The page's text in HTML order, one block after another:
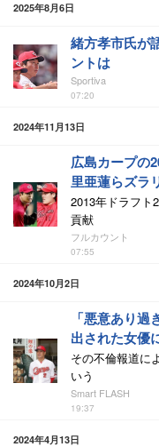
2025年8月6日
緒方孝市氏が
ントは
Sportiva
07:20
2024年11月13日
広島カープの
里亜蓮らズラ
2013年ドラフト
貢献
フルカウント
07:55
2024年10月2日
「悪意あり
出された女優
その不倫報道に
いう
Smart FLASH
19:37
2024年4月13日